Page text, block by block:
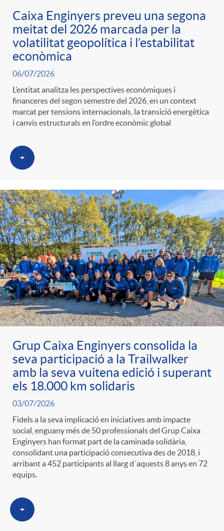
Caixa Enginyers preveu una segona
meitat del 2026 marcada per la
volatilitat geopolítica i l’estabilitat
econòmica
06/07/2026
L’entitat analitza les perspectives econòmiques i
financeres del segon semestre del 2026, en un context
marcat per tensions internacionals, la transició energètica
i canvis estructurals en l’ordre econòmic global
+
Grup Caixa Enginyers consolida la
seva participació a la Trailwalker
amb la seva vuitena edició i superant
els 18.000 km solidaris
03/07/2026
Fidels a la seva implicació en iniciatives amb impacte
social, enguany més de 50 professionals del Grup Caixa
Enginyers han format part de la caminada solidària,
consolidant una participació consecutiva des de 2018, i
arribant a 452 participants al llarg d´aquests 8 anys en 72
equips.
+